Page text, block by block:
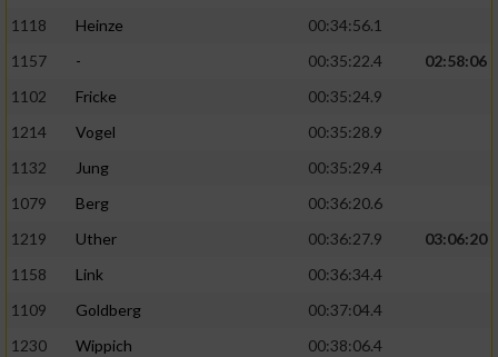
1118
Heinze
00:34:56.1
1157
- 00:35:22.4
02:58:06
1102
Fricke
00:35:24.9
1214
Vogel
00:35:28.9
1132
Jung
00:35:29.4
1079
Berg
00:36:20.6
1219
Uther 00:36:27.9
03:06:20
1158
Link
00:36:34.4
1109
Goldberg
00:37:04.4
1230
Wippich
00:38:06.4